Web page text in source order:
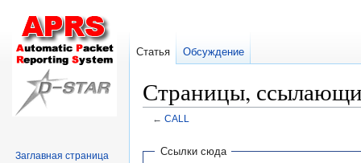
Страницы,
← CALL
Перейти
Перейти
Ссылки сюда
Статья Обсуждение
Заглавная страница